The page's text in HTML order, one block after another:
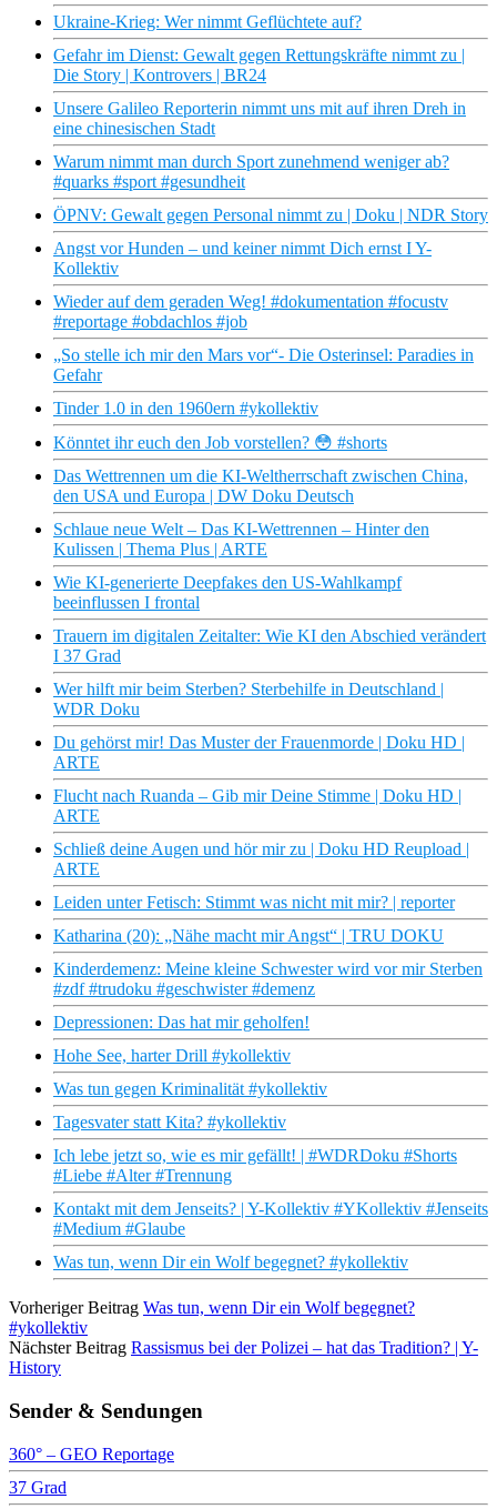
Ukraine-Krieg: Wer nimmt Geflüchtete auf?
Gefahr im Dienst: Gewalt gegen Rettungskräfte nimmt zu |
Die Story | Kontrovers | BR24
Unsere Galileo Reporterin nimmt uns mit auf ihren Dreh in
eine chinesischen Stadt
Warum nimmt man durch Sport zunehmend weniger ab?
#quarks #sport #gesundheit
ÖPNV: Gewalt gegen Personal nimmt zu | Doku | NDR Story
Angst vor Hunden – und keiner nimmt Dich ernst I Y-
Kollektiv
Wieder auf dem geraden Weg! #dokumentation #focustv
#reportage #obdachlos #job
„So stelle ich mir den Mars vor“- Die Osterinsel: Paradies in
Gefahr
Tinder 1.0 in den 1960ern #ykollektiv
Könntet ihr euch den Job vorstellen? 😳 #shorts
Das Wettrennen um die KI-Weltherrschaft zwischen China,
den USA und Europa | DW Doku Deutsch
Schlaue neue Welt – Das KI-Wettrennen – Hinter den
Kulissen | Thema Plus | ARTE
Wie KI-generierte Deepfakes den US-Wahlkampf
beeinflussen I frontal
Trauern im digitalen Zeitalter: Wie KI den Abschied verändert
I 37 Grad
Wer hilft mir beim Sterben? Sterbehilfe in Deutschland |
WDR Doku
Du gehörst mir! Das Muster der Frauenmorde | Doku HD |
ARTE
Flucht nach Ruanda – Gib mir Deine Stimme | Doku HD |
ARTE
Schließ deine Augen und hör mir zu | Doku HD Reupload |
ARTE
Leiden unter Fetisch: Stimmt was nicht mit mir? | reporter
Katharina (20): „Nähe macht mir Angst“ | TRU DOKU
Kinderdemenz: Meine kleine Schwester wird vor mir Sterben
#zdf #trudoku #geschwister #demenz
Depressionen: Das hat mir geholfen!
Hohe See, harter Drill #ykollektiv
Was tun gegen Kriminalität #ykollektiv
Tagesvater statt Kita? #ykollektiv
Ich lebe jetzt so, wie es mir gefällt! | #WDRDoku #Shorts
#Liebe #Alter #Trennung
Kontakt mit dem Jenseits? | Y-Kollektiv #YKollektiv #Jenseits
#Medium #Glaube
Was tun, wenn Dir ein Wolf begegnet? #ykollektiv
Vorheriger Beitrag Was tun, wenn Dir ein Wolf begegnet?
#ykollektiv
Nächster Beitrag Rassismus bei der Polizei – hat das Tradition? | Y-
History
Sender & Sendungen
360° – GEO Reportage
37 Grad